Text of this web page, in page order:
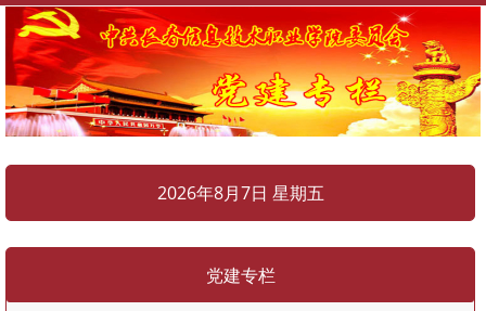
2026年8月7日 星期五
党建专栏